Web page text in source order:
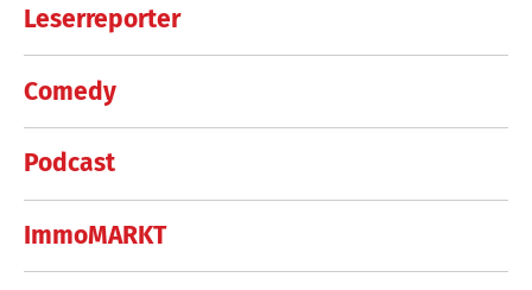
Leserreporter
Comedy
Podcast
ImmoMARKT